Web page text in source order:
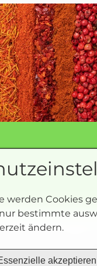
©2020
werden Cookies
bestimmte
ändern.
akzeptieren